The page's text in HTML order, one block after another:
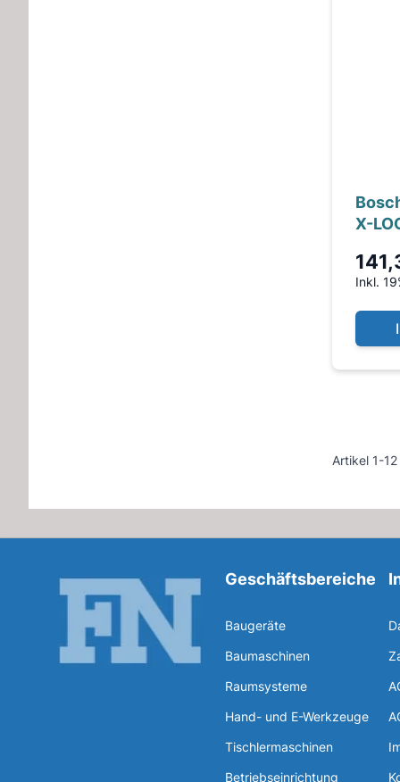
X-
Inkl.
Artikel 1-
Geschäftsbereiche
Baugeräte
Baumaschinen
Raumsysteme
Hand- und E-Werkzeuge
Tischlermaschinen
Betriebseinrichtung